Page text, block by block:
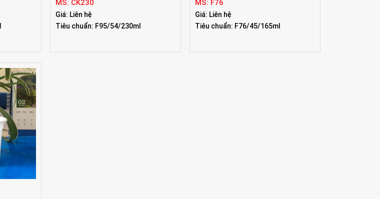
MS: CK230
Giá: Liên hệ
Tiêu chuẩn: F95/54/230ml
MS: F76
Giá: Liên hệ
Tiêu chuẩn: F76/45/165ml